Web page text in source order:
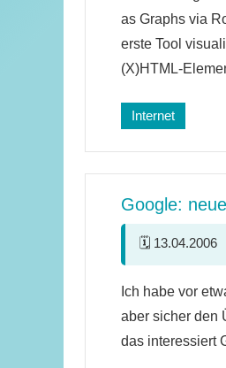
as Graphs via
erste Tool
(X)HTML-
Internet
Google:
13.04.2006
Kommentare
Ich habe vor
aber sicher den
das interessiert